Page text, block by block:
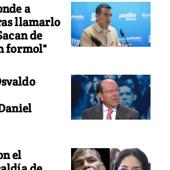
a
llamarlo
de
formol"
el